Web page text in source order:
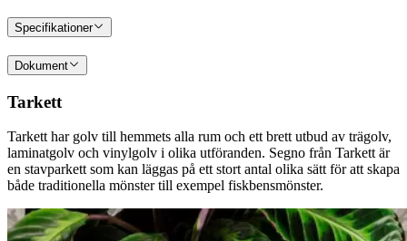
Specifikationer
Dokument
Tarkett
Tarkett har golv till hemmets alla rum och ett brett utbud av trägolv,
laminatgolv och vinylgolv i olika utföranden. Segno från Tarkett är
en stavparkett som kan läggas på ett stort antal olika sätt för att skapa
både traditionella mönster till exempel fiskbensmönster.